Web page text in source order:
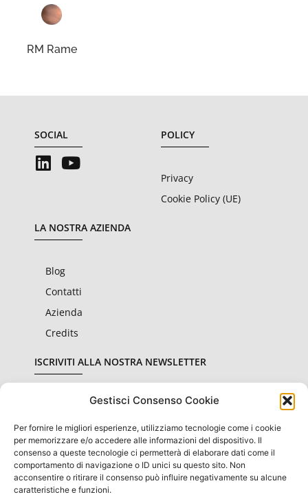
Gestisci Consenso Cookie
Per fornire le migliori esperienze, utilizziamo tecnologie come i cookie
per memorizzare e/o accedere alle informazioni del dispositivo. Il
consenso a queste tecnologie ci permetterà di elaborare dati come il
comportamento di navigazione o ID unici su questo sito. Non
acconsentire o ritirare il consenso può influire negativamente su alcune
caratteristiche e funzioni.
RM Rame
SOCIAL POLICY
Privacy
Cookie Policy (UE)
LA NOSTRA AZIENDA
Blog
Contatti
Azienda
Credits
ISCRIVITI ALLA NOSTRA NEWSLETTER
Dichiaro di aver letto e accettato le condizioni sullaprivacy
Invia